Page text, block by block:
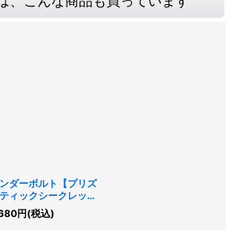
ダーボルト【プリズ
ィックシークレッ
{LPST-JP028}《魔
円(税込)